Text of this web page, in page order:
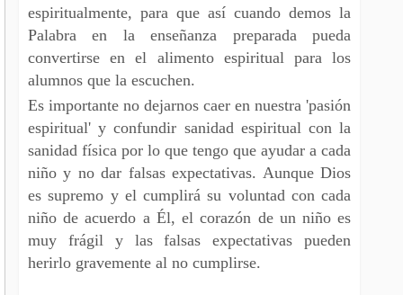
espiritualmente, para que así cuando demos la
Palabra en la enseñanza preparada pueda
convertirse en el alimento espiritual para los
alumnos que la escuchen.
Es importante no dejarnos caer en nuestra 'pasión
espiritual' y confundir sanidad espiritual con la
sanidad física por lo que tengo que ayudar a cada
niño y no dar falsas expectativas. Aunque Dios
es supremo y el cumplirá su voluntad con cada
niño de acuerdo a Él, el corazón de un niño es
muy frágil y las falsas expectativas pueden
herirlo gravemente al no cumplirse.